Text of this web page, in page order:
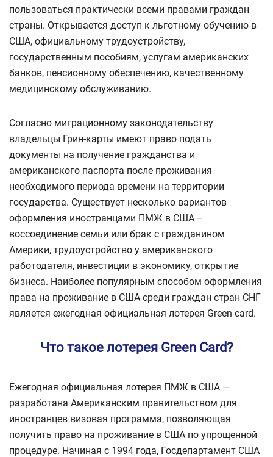
пользоваться практически всеми правами граждан
страны. Открывается доступ к льготному обучению в
США, официальному трудоустройству,
государственным пособиям, услугам американских
банков, пенсионному обеспечению, качественному
медицинскому обслуживанию.
Согласно миграционному законодательству
владельцы Грин-карты имеют право подать
документы на получение гражданства и
американского паспорта после проживания
необходимого периода времени на территории
государства. Существует несколько вариантов
оформления иностранцами ПМЖ в США –
воссоединение семьи или брак с гражданином
Америки, трудоустройство у американского
работодателя, инвестиции в экономику, открытие
бизнеса. Наиболее популярным способом оформления
права на проживание в США среди граждан стран СНГ
является ежегодная официальная лотерея Green card.
Что такое лотерея Green Card?
Ежегодная официальная лотерея ПМЖ в США —
разработана Американским правительством для
иностранцев визовая программа, позволяющая
получить право на проживание в США по упрощенной
процедуре. Начиная с 1994 года, Госдепартамент США